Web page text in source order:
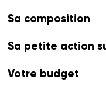
Sa composition
Sa petite action
Votre budget